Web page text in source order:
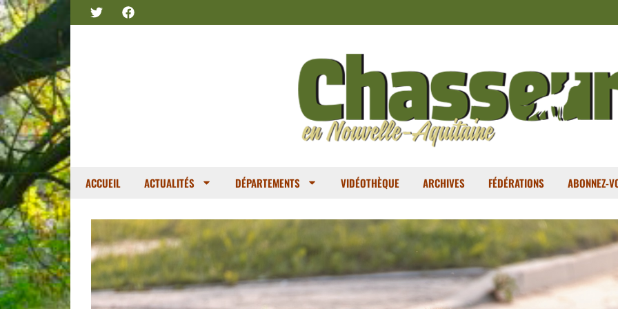
ACCUEIL ACTUALITÉS DÉPARTEMENTS VIDÉOTHÈQUE ARCHIVES FÉDÉRATIONS ABONNEZ-